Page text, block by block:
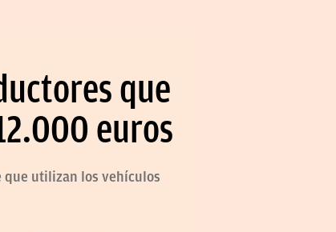
que
euros
que utilizan los vehículos